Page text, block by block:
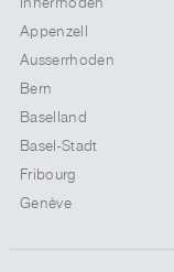
Innerrhoden
Appenzell
Ausserrhoden
Bern
Baselland
Basel-Stadt
Fribourg
Genève